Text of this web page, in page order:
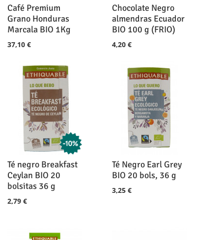
Café Premium
Grano Honduras
Marcala BIO 1Kg
37,10 €
Chocolate Negro
almendras Ecuador
BIO 100 g (FRIO)
4,20 €
Té negro Breakfast
Ceylan BIO 20
bolsitas 36 g
2,79 €
Té Negro Earl Grey
BIO 20 bols, 36 g
3,25 €